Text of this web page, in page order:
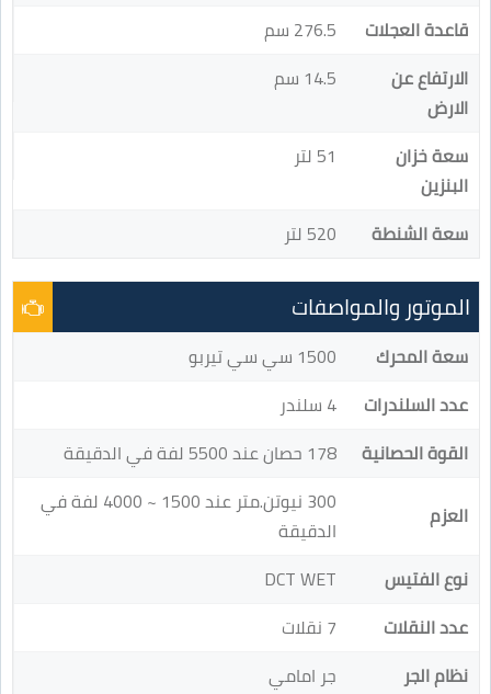
قاعدة العجلات
276.5 سم
الارتفاع عن
الارض
14.5 سم
سعة خزان
البنزين
51 لتر
سعة الشنطة 520 لتر
الموتور والمواصفات
سعة المحرك
1500 سي سي تيربو
عدد السلندرات
4 سلندر
القوة الحصانية
178 حصان عند 5500 لفة في الدقيقة
العزم
300 نيوتن.متر عند 1500 ~ 4000 لفة في
الدقيقة
نوع الفتيس
DCT WET
عدد النقلات
7 نقلات
نظام الجر
جر امامي